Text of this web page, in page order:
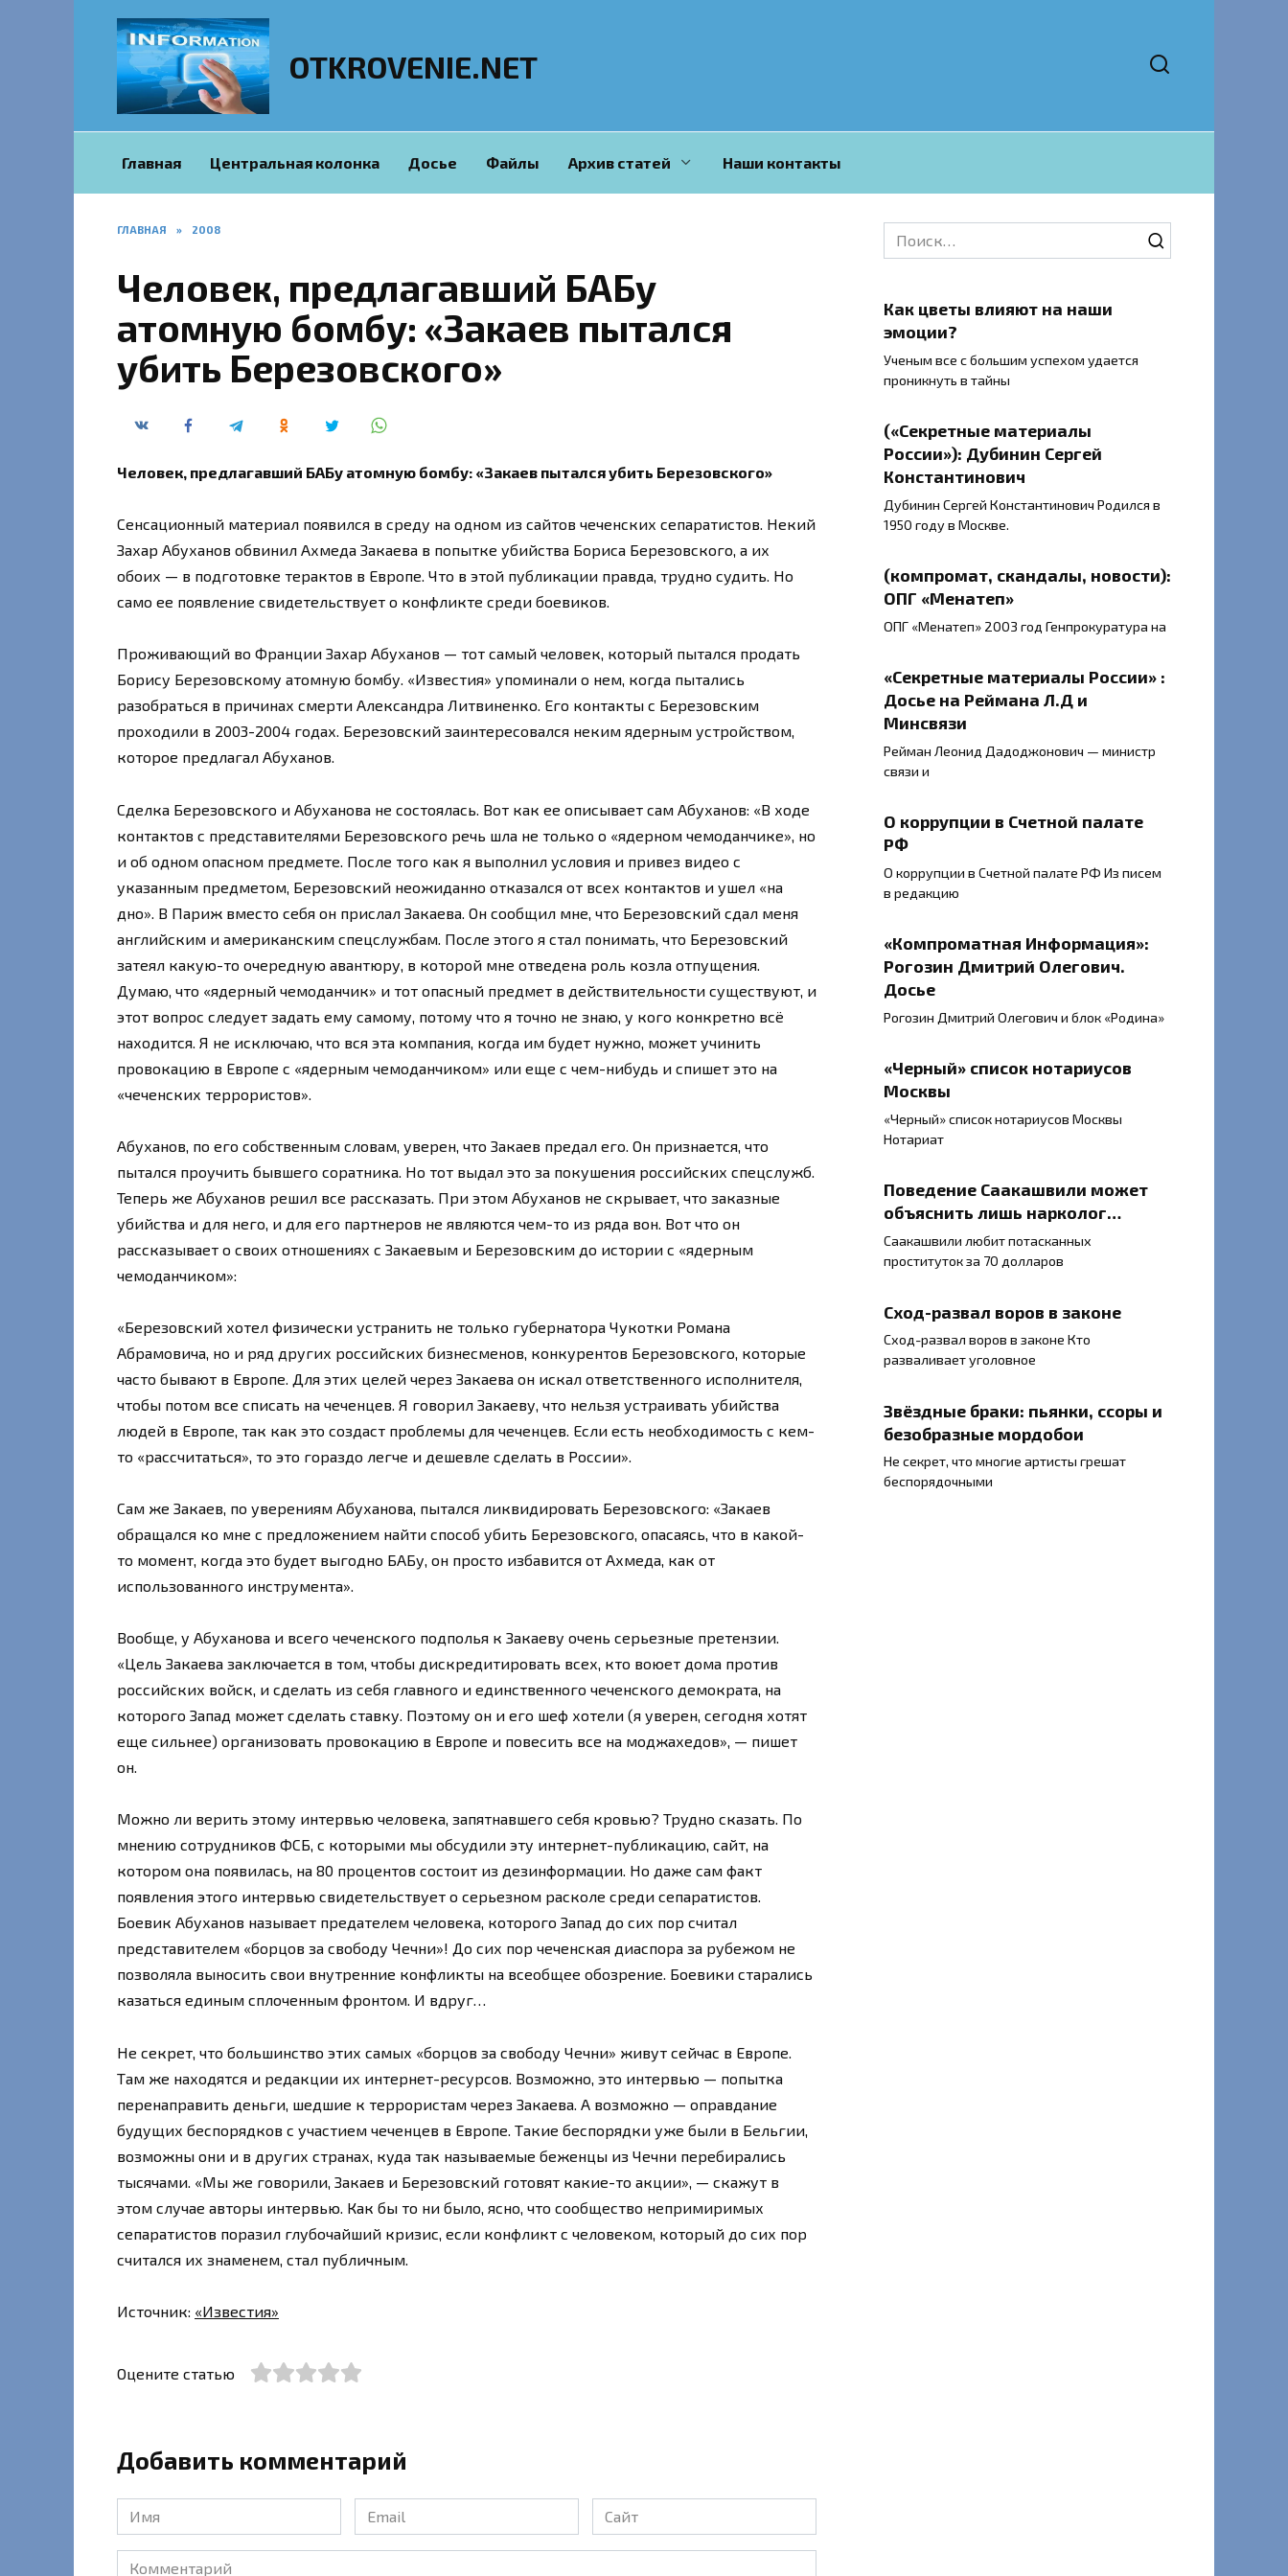
OTKROVENIE.NET
Главная Центральная колонка Досье Файлы Архив статей Наши контакты
ГЛАВНАЯ » 2008
Человек, предлагавший БАБу
атомную бомбу: «Закаев пытался
убить Березовского»
Человек, предлагавший БАБу атомную бомбу: «Закаев пытался убить Березовского»
Сенсационный материал появился в среду на одном из сайтов чеченских сепаратистов. Некий
Захар Абуханов обвинил Ахмеда Закаева в попытке убийства Бориса Березовского, а их
обоих — в подготовке терактов в Европе. Что в этой публикации правда, трудно судить. Но
само ее появление свидетельствует о конфликте среди боевиков.
Проживающий во Франции Захар Абуханов — тот самый человек, который пытался продать
Борису Березовскому атомную бомбу. «Известия» упоминали о нем, когда пытались
разобраться в причинах смерти Александра Литвиненко. Его контакты с Березовским
проходили в 2003-2004 годах. Березовский заинтересовался неким ядерным устройством,
которое предлагал Абуханов.
Сделка Березовского и Абуханова не состоялась. Вот как ее описывает сам Абуханов: «В ходе
контактов с представителями Березовского речь шла не только о «ядерном чемоданчике», но
и об одном опасном предмете. После того как я выполнил условия и привез видео с
указанным предметом, Березовский неожиданно отказался от всех контактов и ушел «на
дно». В Париж вместо себя он прислал Закаева. Он сообщил мне, что Березовский сдал меня
английским и американским спецслужбам. После этого я стал понимать, что Березовский
затеял какую-то очередную авантюру, в которой мне отведена роль козла отпущения.
Думаю, что «ядерный чемоданчик» и тот опасный предмет в действительности существуют, и
этот вопрос следует задать ему самому, потому что я точно не знаю, у кого конкретно всё
находится. Я не исключаю, что вся эта компания, когда им будет нужно, может учинить
провокацию в Европе с «ядерным чемоданчиком» или еще с чем-нибудь и спишет это на
«чеченских террористов».
Абуханов, по его собственным словам, уверен, что Закаев предал его. Он признается, что
пытался проучить бывшего соратника. Но тот выдал это за покушения российских спецслужб.
Теперь же Абуханов решил все рассказать. При этом Абуханов не скрывает, что заказные
убийства и для него, и для его партнеров не являются чем-то из ряда вон. Вот что он
рассказывает о своих отношениях с Закаевым и Березовским до истории с «ядерным
чемоданчиком»:
«Березовский хотел физически устранить не только губернатора Чукотки Романа
Абрамовича, но и ряд других российских бизнесменов, конкурентов Березовского, которые
часто бывают в Европе. Для этих целей через Закаева он искал ответственного исполнителя,
чтобы потом все списать на чеченцев. Я говорил Закаеву, что нельзя устраивать убийства
людей в Европе, так как это создаст проблемы для чеченцев. Если есть необходимость с кем-
то «рассчитаться», то это гораздо легче и дешевле сделать в России».
Сам же Закаев, по уверениям Абуханова, пытался ликвидировать Березовского: «Закаев
обращался ко мне с предложением найти способ убить Березовского, опасаясь, что в какой-
то момент, когда это будет выгодно БАБу, он просто избавится от Ахмеда, как от
использованного инструмента».
Вообще, у Абуханова и всего чеченского подполья к Закаеву очень серьезные претензии.
«Цель Закаева заключается в том, чтобы дискредитировать всех, кто воюет дома против
российских войск, и сделать из себя главного и единственного чеченского демократа, на
которого Запад может сделать ставку. Поэтому он и его шеф хотели (я уверен, сегодня хотят
еще сильнее) организовать провокацию в Европе и повесить все на моджахедов», — пишет
он.
Можно ли верить этому интервью человека, запятнавшего себя кровью? Трудно сказать. По
мнению сотрудников ФСБ, с которыми мы обсудили эту интернет-публикацию, сайт, на
котором она появилась, на 80 процентов состоит из дезинформации. Но даже сам факт
появления этого интервью свидетельствует о серьезном расколе среди сепаратистов.
Боевик Абуханов называет предателем человека, которого Запад до сих пор считал
представителем «борцов за свободу Чечни»! До сих пор чеченская диаспора за рубежом не
позволяла выносить свои внутренние конфликты на всеобщее обозрение. Боевики старались
казаться единым сплоченным фронтом. И вдруг…
Не секрет, что большинство этих самых «борцов за свободу Чечни» живут сейчас в Европе.
Там же находятся и редакции их интернет-ресурсов. Возможно, это интервью — попытка
перенаправить деньги, шедшие к террористам через Закаева. А возможно — оправдание
будущих беспорядков с участием чеченцев в Европе. Такие беспорядки уже были в Бельгии,
возможны они и в других странах, куда так называемые беженцы из Чечни перебирались
тысячами. «Мы же говорили, Закаев и Березовский готовят какие-то акции», — скажут в
этом случае авторы интервью. Как бы то ни было, ясно, что сообщество непримиримых
сепаратистов поразил глубочайший кризис, если конфликт с человеком, который до сих пор
считался их знаменем, стал публичным.
Источник: «Известия»
Оцените статью
Добавить комментарий
Имя
*
Email
*
Сайт
Комментарий
Search
for:
Как цветы влияют на наши
эмоции?
Ученым все с большим успехом удается
проникнуть в тайны
(«Секретные материалы
России»): Дубинин Сергей
Константинович
Дубинин Сергей Константинович Родился в
1950 году в Москве.
(компромат, скандалы, новости):
ОПГ «Менатеп»
ОПГ «Менатеп» 2003 год Генпрокуратура на
«Секретные материалы России» :
Досье на Реймана Л.Д и
Минсвязи
Рейман Леонид Дадоджонович — министр
связи и
О коррупции в Счетной палате
РФ
О коррупции в Счетной палате РФ Из писем
в редакцию
«Компроматная Информация»:
Рогозин Дмитрий Олегович.
Досье
Рогозин Дмитрий Олегович и блок «Родина»
«Черный» список нотариусов
Москвы
«Черный» список нотариусов Москвы
Нотариат
Поведение Саакашвили может
объяснить лишь нарколог…
Саакашвили любит потасканных
проституток за 70 долларов
Сход-развал воров в законе
Сход-развал воров в законе Кто
разваливает уголовное
Звёздные браки: пьянки, ссоры и
безобразные мордобои
Не секрет, что многие артисты грешат
беспорядочными